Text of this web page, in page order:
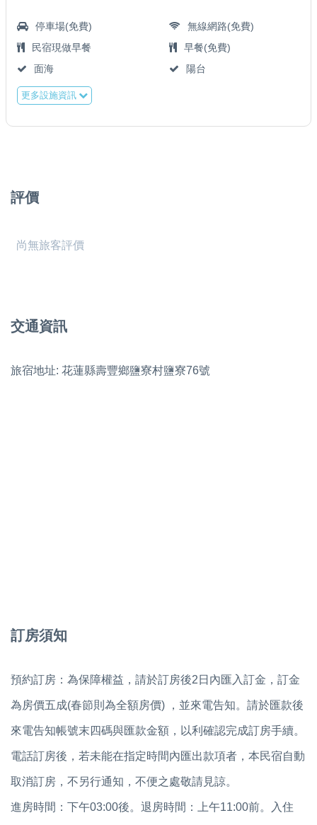
停車場(免費)
無線網路(免費)
民宿現做早餐
早餐(免費)
面海
陽台
更多設施資訊
評價
尚無旅客評價
交通資訊
旅宿地址: 花蓮縣壽豐鄉鹽寮村鹽寮76號
訂房須知
預約訂房：為保障權益，請於訂房後2日內匯入訂金，訂金
為房價五成(春節則為全額房價) ，並來電告知。請於匯款後
來電告知帳號末四碼與匯款金額，以利確認完成訂房手續。
電話訂房後，若未能在指定時間內匯出款項者，本民宿自動
取消訂房，不另行通知，不便之處敬請見諒。
進房時間：下午03:00後。退房時間：上午11:00前。入住